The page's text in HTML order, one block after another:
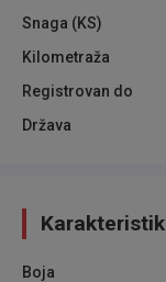
Snaga (KS)
Kilometraža
Registrovan do
Država
Boja